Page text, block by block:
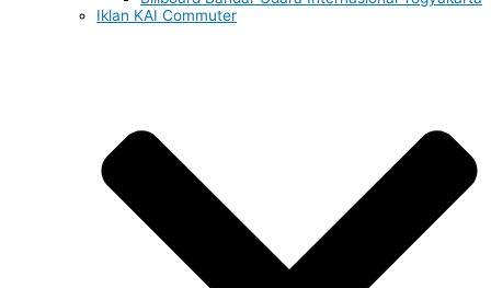
Iklan KAI Commuter